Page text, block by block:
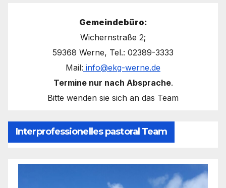
Gemeindebüro:
Wichernstraße 2;
59368 Werne, Tel.: 02389-3333
Mail: info@ekg-werne.de
Termine nur nach Absprache.
Bitte wenden sie sich an das Team
Interprofessionelles pastoral Team